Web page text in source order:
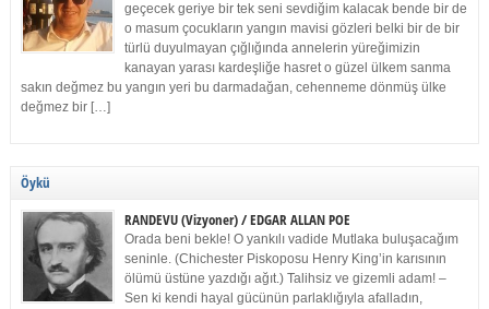
geçecek geriye bir tek seni sevdiğim kalacak bende bir de
o masum çocukların yangın mavisi gözleri belki bir de bir
türlü duyulmayan çığlığında annelerin yüreğimizin
kanayan yarası kardeşliğe hasret o güzel ülkem sanma
sakın değmez bu yangın yeri bu darmadağan, cehenneme dönmüş ülke
değmez bir […]
Öykü
RANDEVU (Vizyoner) / EDGAR ALLAN POE
Orada beni bekle! O yankılı vadide Mutlaka buluşacağım
seninle. (Chichester Piskoposu Henry King’in karısının
ölümü üstüne yazdığı ağıt.) Talihsiz ve gizemli adam! –
Sen ki kendi hayal gücünün parlaklığıyla afalladın,